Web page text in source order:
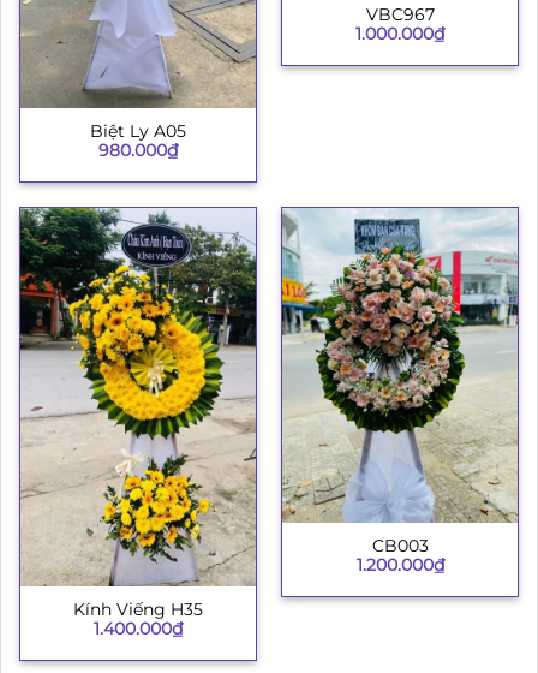
Biệt Ly A05
980.000₫
VBC967
1.000.000₫
Kính Viếng H35
1.400.000₫
CB003
1.200.000₫